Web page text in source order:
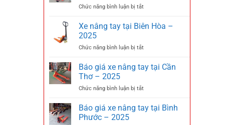
Chức năng bình luận bị tắtở
giá
nâng
tại
2025
Xe nâng tay tại Biên Hòa –
2025
Chức năng bình luận bị tắtở
nâng
tay
Biên
–
Báo giá xe nâng tay tại Cần
Thơ – 2025
Chức năng bình luận bị tắtở
giá
xe
Báo giá xe nâng tay tại Bình
Phước – 2025